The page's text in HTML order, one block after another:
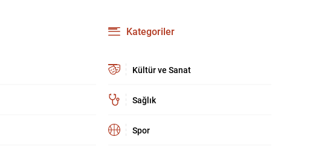
Kategoriler
Kültür ve Sanat
Sağlık
Spor